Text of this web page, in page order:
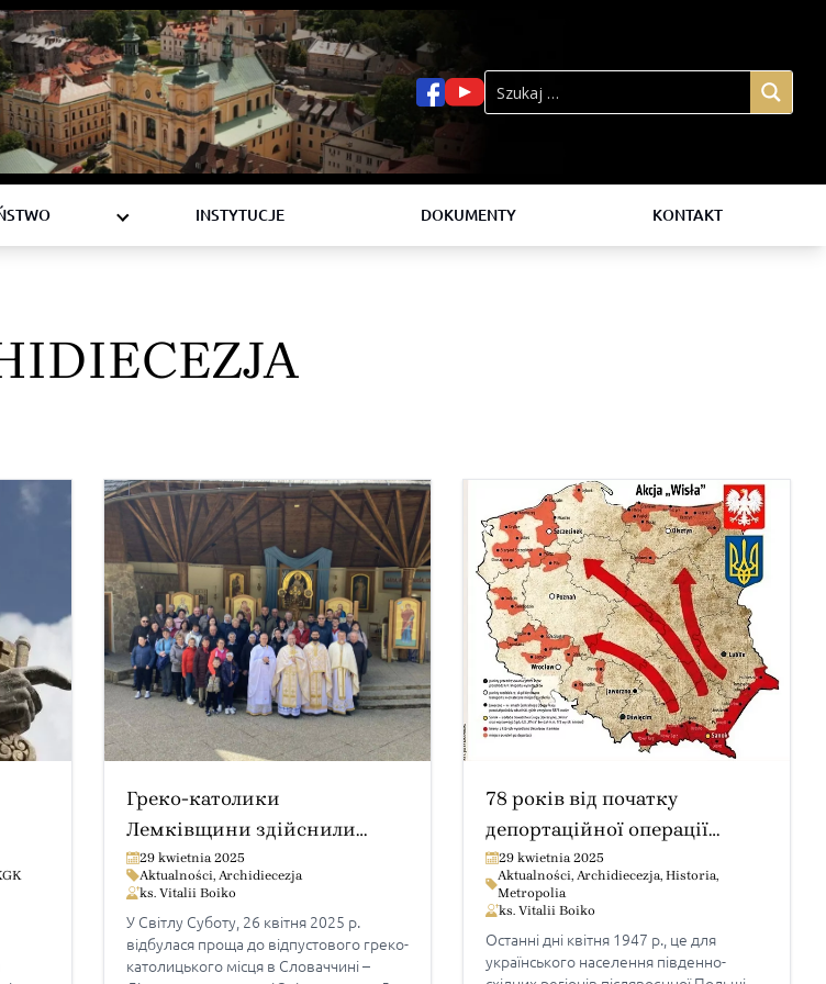
INSTYTUCJE
DOKUMENTY KONTAKT
Греко-католики
Лемківщини здійснили
паломництво до Літманової в
Словаччині
29 kwietnia 2025
Aktualności, Archidiecezja
ks. Vitalii Boiko
У Світлу Суботу, 26 квітня 2025 р.
відбулася проща до відпустового греко-
католицького місця в Словаччині –
78 років від початку
депортаційної операції
«Вісла»
29 kwietnia 2025
Aktualności,Archidiecezja,Historia,
Metropolia
ks. Vitalii Boiko
Останні дні квітня 1947 р., це для
українського населення південно-